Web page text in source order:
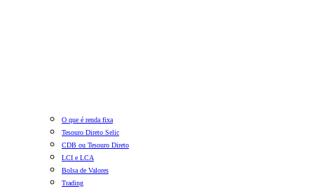
O que é renda fixa
Tesouro Direto Selic
CDB ou Tesouro Direto
LCI e LCA
Bolsa de Valores
Trading